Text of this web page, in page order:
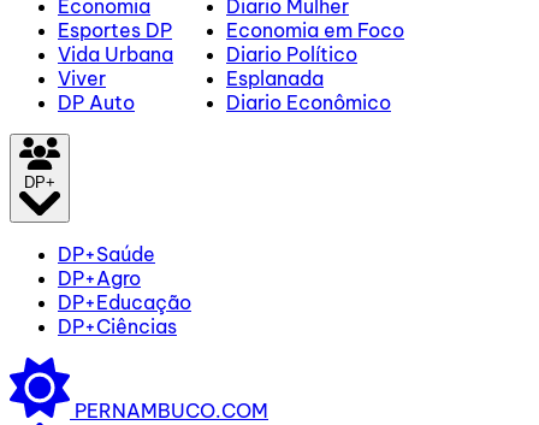
Economia
Esportes DP
Vida Urbana
Viver
DP Auto
Diario Mulher
Economia em Foco
Diario Político
Esplanada
Diario Econômico
DP+
DP+Saúde
DP+Agro
DP+Educação
DP+Ciências
PERNAMBUCO.COM